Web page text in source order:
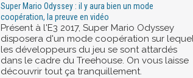
Super Mario Odyssey : il y aura bien un mode
coopération, la preuve en vidéo
Présent à l'E3 2017, Super Mario Odyssey
disposera d'un mode coopération sur
les développeurs du jeu se sont attardés
dans le cadre du Treehouse. On vous laisse
découvrir tout ça tranquillement.